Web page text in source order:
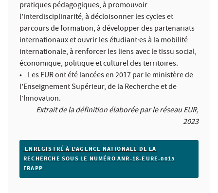
pratiques pédagogiques, à promouvoir
l’interdisciplinarité, à décloisonner les cycles et
parcours de formation, à développer des partenariats
internationaux et ouvrir les étudiant·es à la mobilité
internationale, à renforcer les liens avec le tissu social,
économique, politique et culturel des territoires.
• Les EUR ont été lancées en 2017 par le ministère de
l’Enseignement Supérieur, de la Recherche et de
l’Innovation.
Extrait de la définition élaborée par le réseau EUR,
2023
ENREGISTRÉ À L'AGENCE NATIONALE DE LA
RECHERCHE SOUS LE NUMÉRO ANR-18-EURE-0015
FRAPP